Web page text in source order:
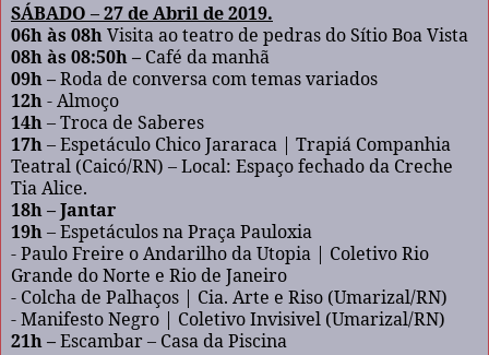
SÁBADO – 27 de Abril de 2019.
06h às 08hVisita ao teatro de pedras do Sítio Boa Vista
08h às 08:50h – Café da manhã
09h –Roda de conversa com temas variados
12h- Almoço
14h– Troca de Saberes
17h– Espetáculo Chico Jararaca | Trapiá Companhia
Teatral (Caicó/RN) – Local: Espaço fechado da Creche
Tia Alice.
18h – Jantar
19h– Espetáculos na Praça Pauloxia
- Paulo Freire o Andarilho da Utopia | Coletivo Rio
Grande do Norte e Rio de Janeiro
- Colcha de Palhaços | Cia. Arte e Riso (Umarizal/RN)
- Manifesto Negro | Coletivo Invisivel (Umarizal/RN)
21h –Escambar – Casa da Piscina